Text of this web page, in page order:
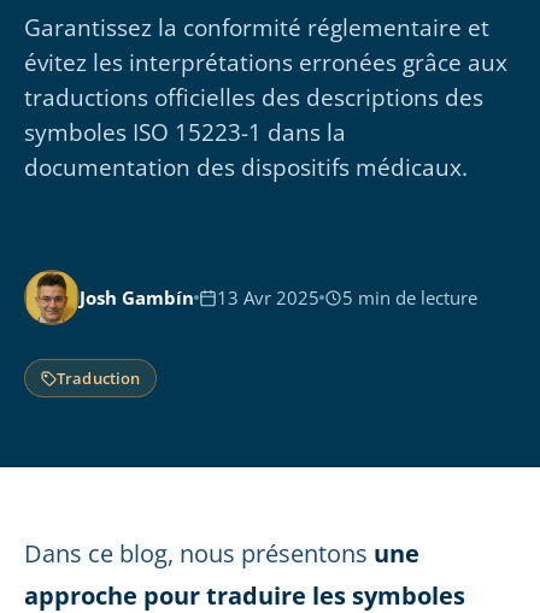
Garantissez la conformité réglementaire et
évitez les interprétations erronées grâce aux
traductions officielles des descriptions des
symboles ISO 15223-1 dans la
documentation des dispositifs médicaux.
Josh Gambín 13 Avr 2025 5 min de lecture
Traduction
Dans ce blog, nous présentons une
approche pour traduire les symboles